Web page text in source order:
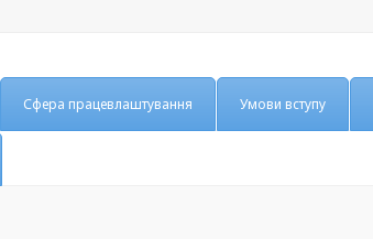
Сфера працевлаштування Умови вступу